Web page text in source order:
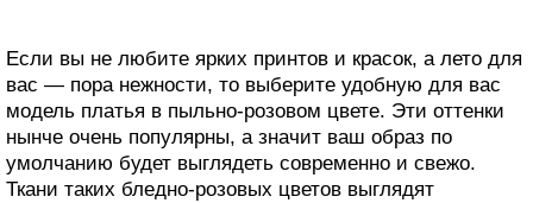
Если вы не любите ярких принтов и красок, а лето для
вас — пора нежности, то выберите удобную для вас
модель платья в пыльно-розовом цвете. Эти оттенки
нынче очень популярны, а значит ваш образ по
умолчанию будет выглядеть современно и свежо.
Ткани таких бледно-розовых цветов выглядят